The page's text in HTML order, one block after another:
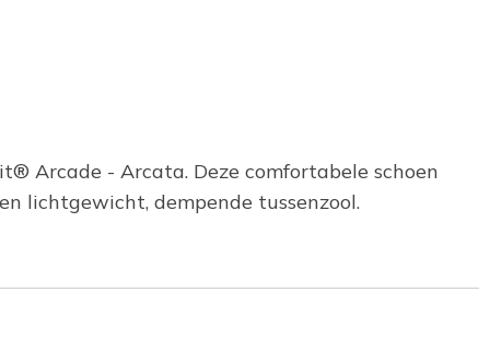
Arcade - Arcata. Deze comfortabele schoen
lichtgewicht, dempende tussenzool.